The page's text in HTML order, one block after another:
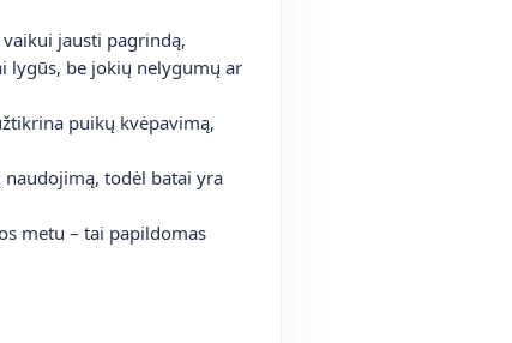
jausti pagrindą,
lygūs, be jokių nelygumų ar
puikų kvėpavimą,
todėl batai yra
metu – tai papildomas